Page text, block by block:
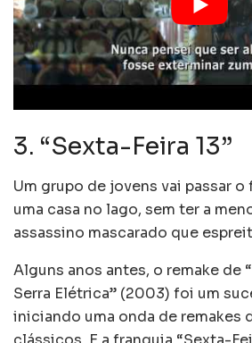
3. “Sexta-Feira 13”
Um grupo de jovens vai passar o
uma casa no lago, sem ter a
assassino mascarado que
Alguns anos antes, o remake de
Serra Elétrica” (2003) foi um
iniciando uma onda de remakes